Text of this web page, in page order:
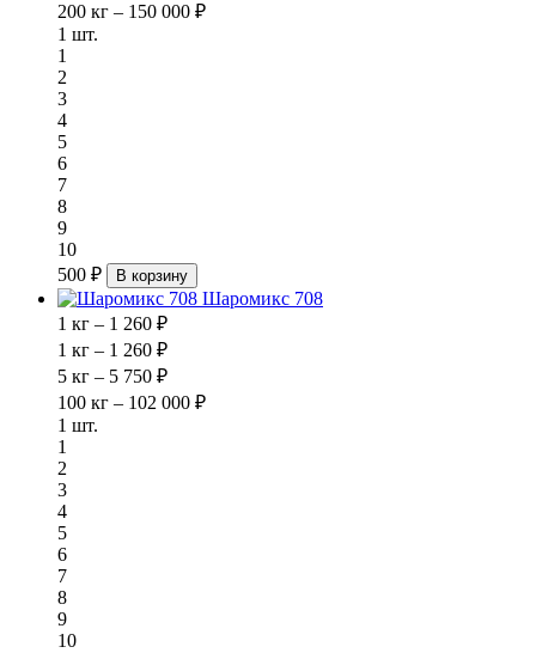
200 кг – 150 000 ₽
1 шт.
1
2
3
4
5
6
7
8
9
10
500 ₽
В корзину
Шаромикс 708
1 кг – 1 260 ₽
1 кг – 1 260 ₽
5 кг – 5 750 ₽
100 кг – 102 000 ₽
1 шт.
1
2
3
4
5
6
7
8
9
10